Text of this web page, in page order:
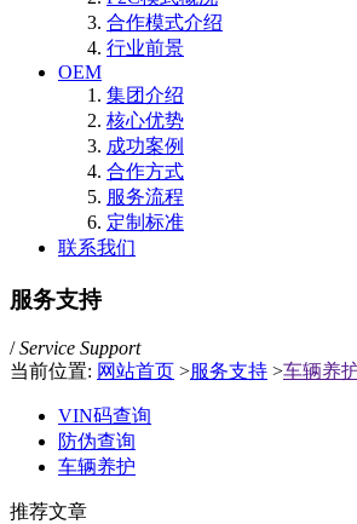
合作模式介绍
行业前景
OEM
集团介绍
核心优势
成功案例
合作方式
服务流程
定制标准
联系我们
服务支持
/Service Support
当前位置: 网站首页 >服务支持 >车辆养
VIN码查询
防伪查询
车辆养护
推荐文章